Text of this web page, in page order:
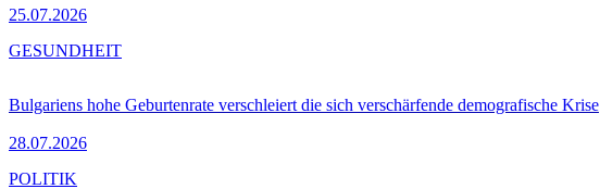
25.07.2026
Bulgariens hohe Geburtenrate verschleiert die sich verschärfende demografische Krise
28.07.2026
GESUNDHEIT
POLITIK